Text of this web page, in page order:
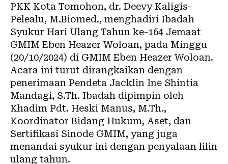
PKK Kota Tomohon, dr. Deevy Kaligis-
Pelealu, M.Biomed., menghadiri Ibadah
Syukur Hari Ulang Tahun ke-164 Jemaat
GMIM Eben Heazer Woloan, pada Minggu
(20/10/2024) di GMIM Eben Heazer Woloan.
Acara ini turut dirangkaikan dengan
penerimaan Pendeta Jacklin Ine Shintia
Mandagi, S.Th. Ibadah dipimpin oleh
Khadim Pdt. Heski Manus, M.Th.,
Koordinator Bidang Hukum, Aset, dan
Sertifikasi Sinode GMIM, yang juga
menandai syukur ini dengan penyalaan lilin
ulang tahun.